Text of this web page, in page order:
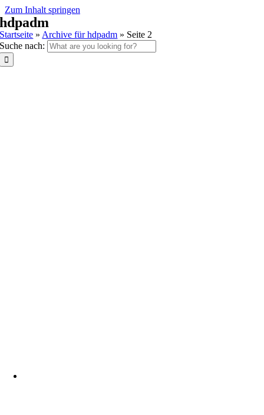
Zum Inhalt springen
hdpadm
Startseite » Archive für hdpadm » Seite 2
Suche nach: